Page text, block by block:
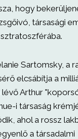
hogy
társasági
Sartomsky, a
elcsábítja a
Arthur
i társaság
ahol a rossz
a társadalmi